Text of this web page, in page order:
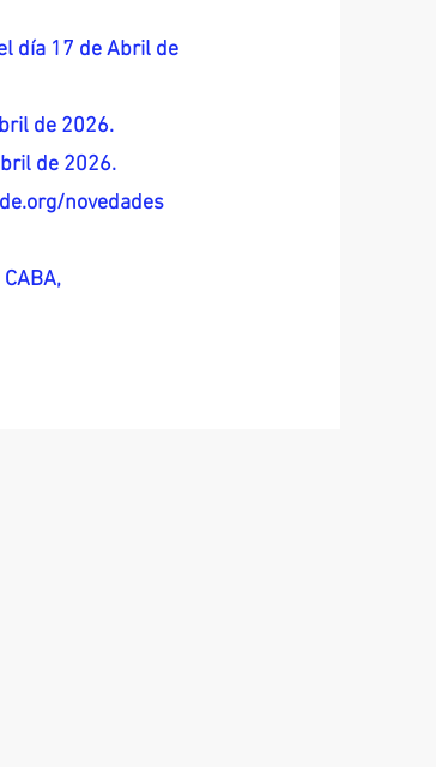
día 17 de Abril de
de 2026.
de 2026.
novedades